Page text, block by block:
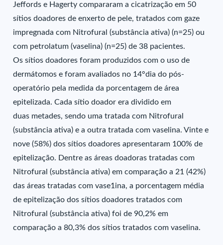
Jeffords e Hagerty compararam a cicatrização em 50
sítios doadores de enxerto de pele, tratados com gaze
impregnada com Nitrofural (substância ativa) (n=25) ou
com petrolatum (vaselina) (n=25) de 38 pacientes.
Os sítios doadores foram produzidos com o uso de
dermátomos e foram avaliados no 14°dia do pós-
operatório pela medida da porcentagem de área
epitelizada. Cada sítio doador era dividido em
duas metades, sendo uma tratada com Nitrofural
(substância ativa) e a outra tratada com vaselina. Vinte e
nove (58%) dos sítios doadores apresentaram 100% de
epitelização. Dentre as áreas doadoras tratadas com
Nitrofural (substância ativa) em comparação a 21 (42%)
das áreas tratadas com vase1ina, a porcentagem média
de epitelização dos sítios doadores tratados com
Nitrofural (substância ativa) foi de 90,2% em
comparação a 80,3% dos sítios tratados com vaselina.